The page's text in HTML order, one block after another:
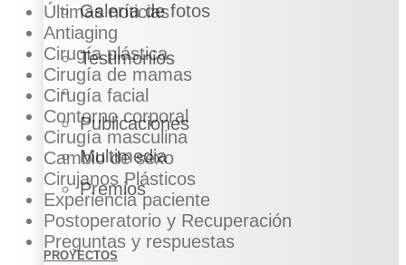
Galería de fotos
Testimonios
Publicaciones
Multimedia
Premios
PROYECTOS
Últimas noticias
Antiaging
Cirugía plástica
Cirugía de mamas
Cirugía facial
Contorno corporal
Cirugía masculina
Cambio de sexo
Cirujanos Plásticos
Experiencia paciente
Postoperatorio y Recuperación
Preguntas y respuestas